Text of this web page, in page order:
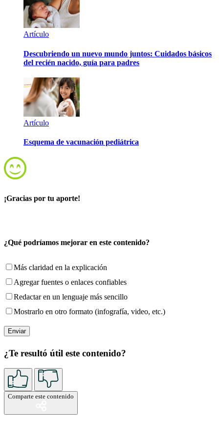
Artículo
Descubriendo un nuevo mundo juntos: Cuidados básicos
del recién nacido, guía para padres
Artículo
Esquema de vacunación pediátrica
¡Gracias por tu aporte!
¿Qué podríamos mejorar en este contenido?
Más claridad en la explicación
Agregar fuentes o enlaces confiables
Redactar en un lenguaje más sencillo
Mostrarlo en otro formato (infografía, video, etc.)
¿Te resultó útil este contenido?
Comparte este contenido